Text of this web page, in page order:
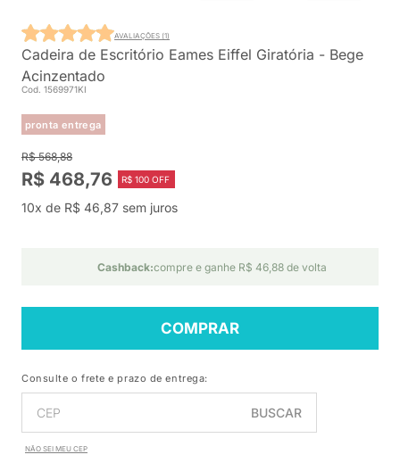
Cadeira de Escritório Eames Eiffel Giratória - Bege
Acinzentado
Cod. 1569971KI
pronta entrega
AVALIAÇÕES (1)
R$ 568,88
R$ 468,76 R$ 100 OFF
10x de R$ 46,87 sem juros
Cashback:compre e ganhe R$ 46,88 de volta
COMPRAR
Consulte o frete e prazo de entrega:
BUSCAR
NÃO SEI MEU CEP